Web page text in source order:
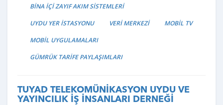
BİNA İÇİ ZAYIF AKIM SİSTEMLERİ
UYDU YER İSTASYONU
VERİ MERKEZİ
MOBİL TV
MOBİL UYGULAMALARI
GÜMRÜK TARİFE PAYLAŞIMLARI
TUYAD TELEKOMÜNİKASYON UYDU VE
YAYINCILIK İŞ İNSANLARI DERNEĞİ